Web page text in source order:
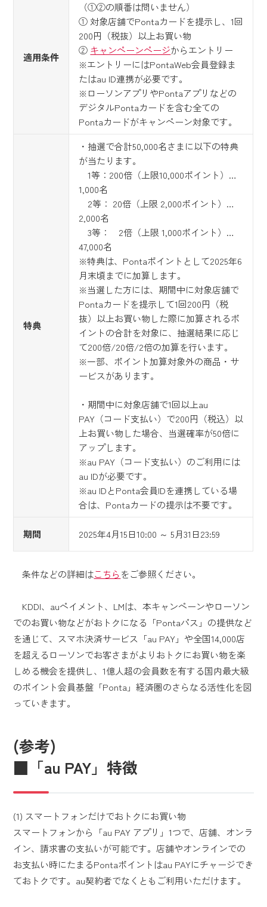
適用条件
（①②の順番は問いません）
① 対象店舗でPontaカードを提示し、1回
200円（税抜）以上お買い物
② キャンペーンページからエントリー
※エントリーにはPontaWeb会員登録ま
たはau ID連携が必要です。
※ローソンアプリやPontaアプリなどの
デジタルPontaカードを含む全ての
Pontaカードがキャンペーン対象です。
特典
・抽選で合計50,000名さまに以下の特典
が当たります。
1等：200倍（上限10,000ポイント）…
1,000名
2等： 20倍（上限 2,000ポイント）…
2,000名
3等： 2倍（上限 1,000ポイント）…
47,000名
※特典は、Pontaポイントとして2025年6
月末頃までに加算します。
※当選した方には、期間中に対象店舗で
Pontaカードを提示して1回200円（税
抜）以上お買い物した際に加算されるポ
イントの合計を対象に、抽選結果に応じ
て200倍/20倍/2倍の加算を行います。
※一部、ポイント加算対象外の商品・サ
ービスがあります。
・期間中に対象店舗で1回以上au
PAY（コード支払い）で200円（税込）以
上お買い物した場合、当選確率が50倍に
アップします。
※au PAY（コード支払い）のご利用には
au IDが必要です。
※au IDとPonta会員IDを連携している場
合は、Pontaカードの提示は不要です。
期間 2025年4月15日10:00 ～ 5月31日23:59
条件などの詳細はこちら をご参照ください。
KDDI、auペイメント、LMは、本キャンペーンやローソン
でのお買い物などがおトクになる「Pontaパス」の提供など
を通じて、スマホ決済サービス「au PAY」や全国14,000店
を超えるローソンでお客さまがよりおトクにお買い物を楽
しめる機会を提供し、1億人超の会員数を有する国内最大級
のポイント会員基盤「Ponta」経済圏のさらなる活性化を図
っていきます。
(参考)
■「au PAY」特徴
(1) スマートフォンだけでおトクにお買い物
スマートフォンから「au PAY アプリ」1つで、店舗、オンラ
イン、請求書の支払いが可能です。店舗やオンラインでの
お支払い時にたまるPontaポイントはau PAYにチャージでき
ておトクです。au契約者でなくともご利用いただけます。